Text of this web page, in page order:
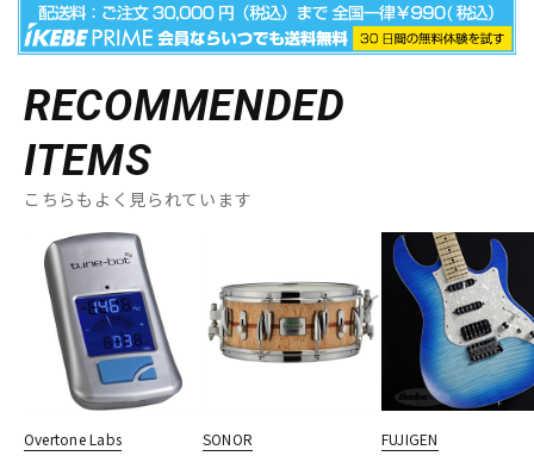
RECOMMENDED
ITEMS
こちらもよく見られています
Overtone Labs
SONOR
FUJIGEN